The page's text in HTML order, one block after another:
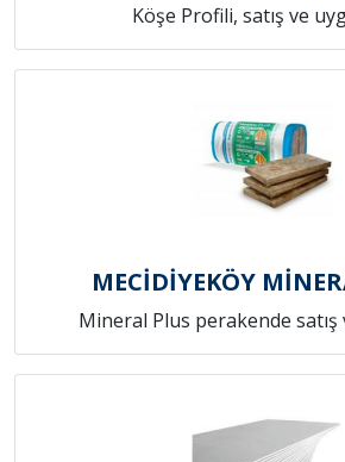
Köşe Profili, satış ve
MECİDİYEKÖY
Mineral Plus perakende satış